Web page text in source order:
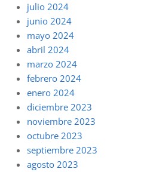
julio 2024
junio 2024
mayo 2024
abril 2024
marzo 2024
febrero 2024
enero 2024
diciembre 2023
noviembre 2023
octubre 2023
septiembre 2023
agosto 2023